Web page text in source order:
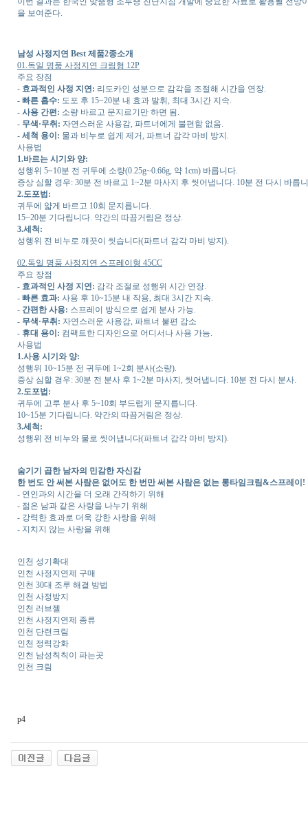
을 보여준다.
남성 사정지연 Best 제품2종소개
01.독일 명품 사정지연 크림형 12P
주요 장점
- 효과적인 사정 지연: 리도카인 성분으로 감각을 조절해 시간을 연장.
- 빠른 흡수: 도포 후 15~20분 내 효과 발휘, 최대 3시간 지속.
- 사용 간편: 소량 바르고 문지르기만 하면 됨.
- 무색·무취: 자연스러운 사용감, 파트너에게 불편함 없음.
- 세척 용이: 물과 비누로 쉽게 제거, 파트너 감각 마비 방지.
사용법
1.바르는 시기와 양:
성행위 5~10분 전 귀두에 소량(0.25g~0.66g, 약 1cm) 바릅니다.
증상 심할 경우: 30분 전 바르고 1~2분 마사지 후 씻어냅니다. 10분 전 다시 바릅
2.도포법:
귀두에 얇게 바르고 10회 문지릅니다.
15~20분 기다립니다. 약간의 따끔거림은 정상.
3.세척:
성행위 전 비누로 깨끗이 씻습니다(파트너 감각 마비 방지).
02.독일 명품 사정지연 스프레이형 45CC
주요 장점
- 효과적인 사정 지연: 감각 조절로 성행위 시간 연장.
- 빠른 효과: 사용 후 10~15분 내 작용, 최대 3시간 지속.
- 간편한 사용: 스프레이 방식으로 쉽게 분사 가능.
- 무색·무취: 자연스러운 사용감, 파트너 불편 감소
- 휴대 용이: 컴팩트한 디자인으로 어디서나 사용 가능.
사용법
1.사용 시기와 양:
성행위 10~15분 전 귀두에 1~2회 분사(소량).
증상 심할 경우: 30분 전 분사 후 1~2분 마사지, 씻어냅니다. 10분 전 다시 분사.
2.도포법:
귀두에 고루 분사 후 5~10회 부드럽게 문지릅니다.
10~15분 기다립니다. 약간의 따끔거림은 정상.
3.세척:
성행위 전 비누와 물로 씻어냅니다(파트너 감각 마비 방지).
숨기기 곱한 남자의 민감한 자신감
한 번도 안 써본 사람은 없어도 한 번만 써본 사람은 없는 롱타임크림&스프레이!
- 연인과의 시간을 더 오래 간직하기 위해
- 젊은 남과 같은 사랑을 나누기 위해
- 강력한 효과로 더욱 강한 사랑을 위해
- 지치지 않는 사랑을 위해
인천 성기확대
인천 사정지연제 구매
인천 30대 조루 해결 방법
인천 사정방지
인천 러브젤
인천 사정지연제 종류
인천 단련크림
인천 정력강화
인천 남성칙칙이 파는곳
인천 크림
p4